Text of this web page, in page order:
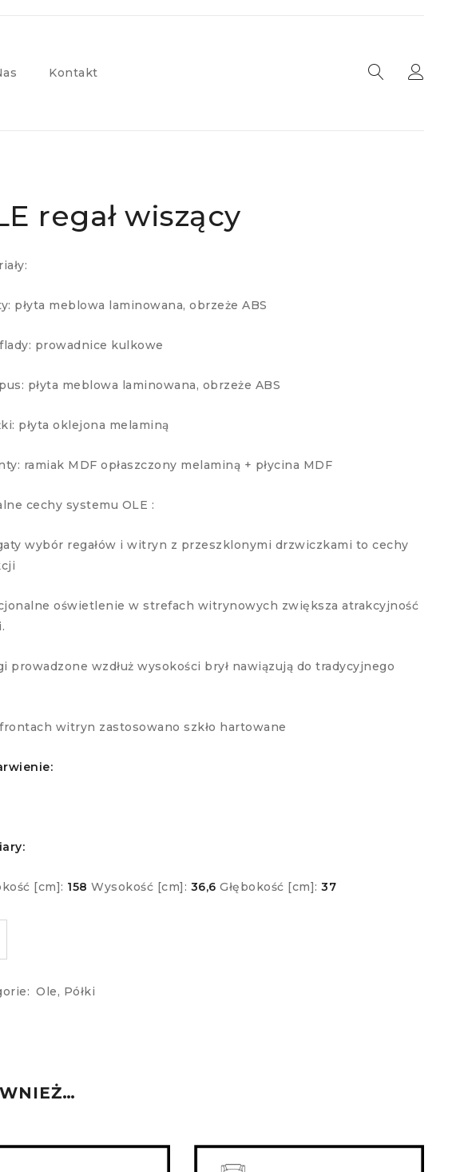
Kontakt
regał wiszący
płyta meblowa laminowana, obrzeże ABS
prowadnice kulkowe
płyta meblowa laminowana, obrzeże ABS
płyta oklejona melaminą
ramiak MDF opłaszczony melaminą + płycina MDF
cechy systemu OLE :
wybór regałów i witryn z przeszklonymi drzwiczkami to cechy
oświetlenie w strefach witrynowych zwiększa atrakcyjność
prowadzone wzdłuż wysokości brył nawiązują do tradycyjnego
witryn zastosowano szkło hartowane
[cm]: 158 Wysokość [cm]: 36,6 Głębokość [cm]: 37
Ole, Półki